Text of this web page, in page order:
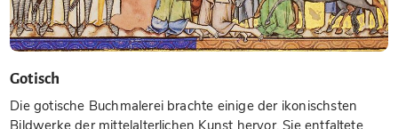
Gotisch
Die gotische Buchmalerei brachte einige der ikonischsten
Bildwerke der mittelalterlichen Kunst hervor. Sie entfaltete